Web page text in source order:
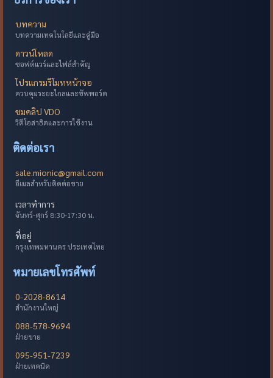
บทความ
บทความเทคโนโลยีและคู่มือ
ดาวน์โหลด
ซอฟต์แวร์และไฟล์สำคัญ
โปรแกรมรีโมทหน้าจอ
ควบคุมระยะไกลและซัพพอร์ต
ชมคลิป VDO
วิดีโอสาธิตและการใช้งาน
ติดต่อเรา
sale.mionic@gmail.com
อีเมลสำหรับติดต่อขาย
เวลาทำการ
จันทร์-ศุกร์ 8:30-17:30 น.
ที่อยู่
กรุงเทพมหานคร ประเทศไทย
หมายเลขโทรศัพท์
0-2028-8614
สำนักงานใหญ่
088-578-9694
ฝ่ายขาย
095-951-7239
ฝ่ายเทคนิค